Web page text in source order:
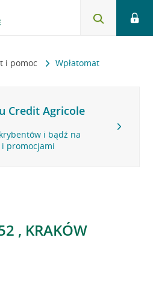
i pomoc Wpłatomat
Credit Agricole
i bądź na
i promocjami
, KRAKÓW